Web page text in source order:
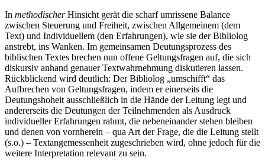
In methodischerHinsicht gerät die scharf umrissene Balance
zwischen Steuerung und Freiheit, zwischen Allgemeinem (dem
Text) und Individuellem (den Erfahrungen), wie sie der Bibliolog
anstrebt, ins Wanken. Im gemeinsamen Deutungsprozess des
biblischen Textes brechen nun offene Geltungsfragen auf, die sich
diskursiv anhand genauer Textwahrnehmung diskutieren lassen.
Rückblickend wird deutlich: Der Bibliolog „umschifft“ das
Aufbrechen von Geltungsfragen, indem er einerseits die
Deutungshoheit ausschließlich in die Hände der Leitung legt und
andererseits die Deutungen der Teilnehmenden als Ausdruck
individueller Erfahrungen rahmt, die nebeneinander stehen bleiben
und denen von vornherein – qua Art der Frage, die die Leitung stellt
(s.o.) – Textangemessenheit zugeschrieben wird, ohne jedoch für die
weitere Interpretation relevant zu sein.